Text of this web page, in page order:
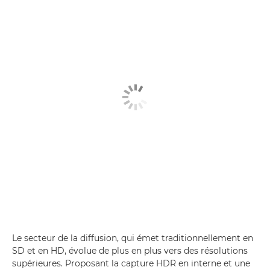
Le secteur de la diffusion, qui émet traditionnellement en
SD et en HD, évolue de plus en plus vers des résolutions
supérieures. Proposant la capture HDR en interne et une